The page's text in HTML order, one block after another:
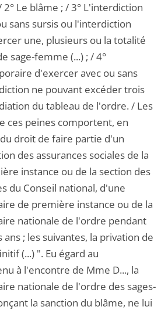
Le blâme ; / 3° L'interdiction
sans sursis ou l'interdiction
une, plusieurs ou la totalité
sage-femme (...) ; / 4°
d'exercer avec ou sans
ne pouvant excéder trois
du tableau de l'ordre. / Les
ces peines comportent, en
droit de faire partie d'un
des assurances sociales de la
instance ou de la section des
du Conseil national, d'une
de première instance ou de la
nationale de l'ordre pendant
; les suivantes, la privation de
(...) ". Eu égard au
à l'encontre de Mme D..., la
nationale de l'ordre des sages-
la sanction du blâme, ne lui